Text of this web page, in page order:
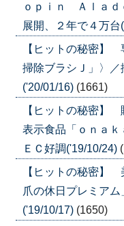
ｏｐｉｎ Ａｌａｄ
展開、２年で４万台
【ヒットの秘密】
掃除ブラシＪ」〉
('20/01/16) (1661)
【ヒットの秘密】
表示食品「ｏｎａ
ＥＣ好調('19/10/24)
【ヒットの秘密】
爪の休日プレミア
('19/10/17) (1650)